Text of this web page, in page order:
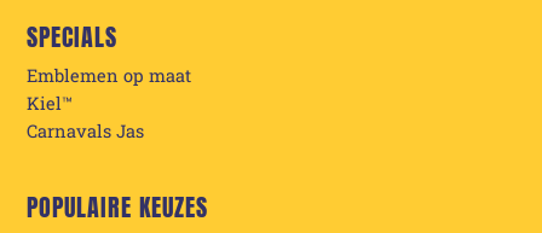
SPECIALS
Emblemen op maat
Kiel™
Carnavals Jas
POPULAIRE KEUZES